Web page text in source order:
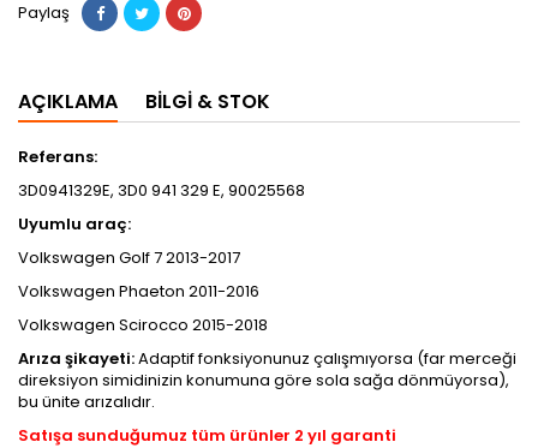
Paylaş
AÇIKLAMA BILGI & STOK
Referans:
3D0941329E, 3D0 941 329 E, 90025568
Uyumlu araç:
Volkswagen Golf 7 2013-2017
Volkswagen Phaeton 2011-2016
Volkswagen Scirocco 2015-2018
Arıza şikayeti:Adaptif fonksiyonunuz çalışmıyorsa (far merceği
direksiyon simidinizin konumuna göre sola sağa dönmüyorsa),
bu ünite arızalıdır.
Satışa sunduğumuz tüm ürünler 2 yıl garanti